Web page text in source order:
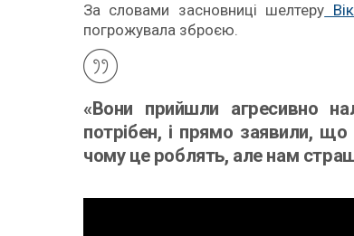
За словами засновниці шелтеру
погрожувала зброєю.
«Вони прийшли агресивно
потрібен, і прямо заявили,
чому це роблять, але нам